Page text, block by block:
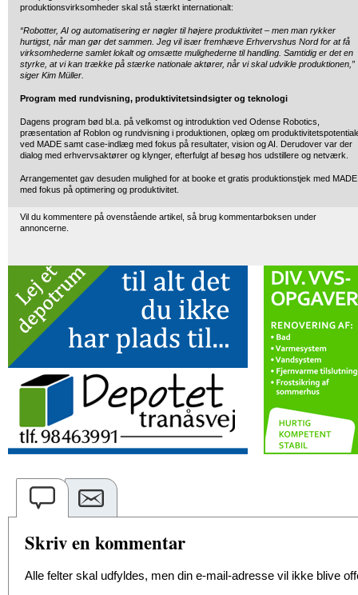
produktionsvirksomheder skal stå stærkt internationalt:
“Robotter, AI og automatisering er nøgler til højere produktivitet – men man rykker
hurtigst, når man gør det sammen. Jeg vil især fremhæve Erhvervshus Nord for at få
virksomhederne samlet lokalt og omsætte mulighederne til handling. Samtidig er det en
styrke, at vi kan trække på stærke nationale aktører, når vi skal udvikle produktionen,”
siger Kim Müller.
Program med rundvisning, produktivitetsindsigter og teknologi
Dagens program bød bl.a. på velkomst og introduktion ved Odense Robotics,
præsentation af Roblon og rundvisning i produktionen, oplæg om
ved MADE samt case-indlæg med fokus på resultater, vision og AI. Derudover var der
dialog med erhvervsaktører og klynger, efterfulgt af besøg hos udstillere og netværk.
Arrangementet gav desuden mulighed for at booke et gratis produktionstjek med MADE
med fokus på optimering og produktivitet.
Vil du kommentere på ovenstående artikel, så brug kommentarboksen under
annoncerne.
Skriv en kommentar
Alle felter skal udfyldes, men din e-mail-adresse vil ikke blive